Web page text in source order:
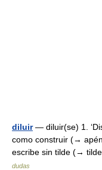
diluir— diluir(se) 1.
como construir (→
escribe sin tilde (→
dudas